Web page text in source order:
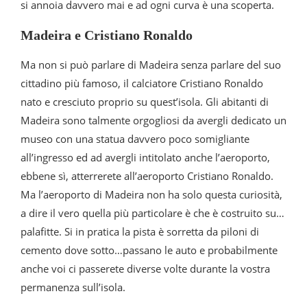
si annoia davvero mai e ad ogni curva è una scoperta.
Madeira e Cristiano Ronaldo
Ma non si può parlare di Madeira senza parlare del suo
cittadino più famoso, il calciatore Cristiano Ronaldo
nato e cresciuto proprio su quest’isola. Gli abitanti di
Madeira sono talmente orgogliosi da avergli dedicato un
museo con una statua davvero poco somigliante
all’ingresso ed ad avergli intitolato anche l’aeroporto,
ebbene sì, atterrerete all’aeroporto Cristiano Ronaldo.
Ma l’aeroporto di Madeira non ha solo questa curiosità,
a dire il vero quella più particolare è che è costruito su…
palafitte. Si in pratica la pista è sorretta da piloni di
cemento dove sotto…passano le auto e probabilmente
anche voi ci passerete diverse volte durante la vostra
permanenza sull’isola.